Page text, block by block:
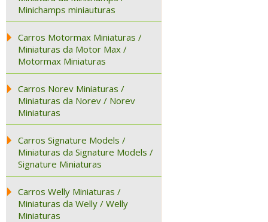
Minichamps miniauturas
Carros Motormax Miniaturas /
Miniaturas da Motor Max /
Motormax Miniaturas
Carros Norev Miniaturas /
Miniaturas da Norev / Norev
Miniaturas
Carros Signature Models /
Miniaturas da Signature Models /
Signature Miniaturas
Carros Welly Miniaturas /
Miniaturas da Welly / Welly
Miniaturas